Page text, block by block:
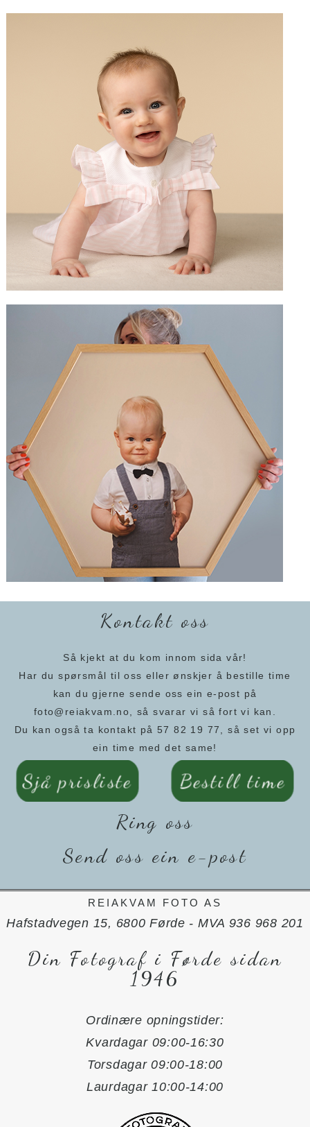
Kontakt oss
Så kjekt at du kom innom sida vår!
Har du spørsmål til oss eller ønskjer å bestille time
kan du gjerne sende oss ein e-post på
foto@reiakvam.no, så svarar vi så fort vi kan.
Du kan også ta kontakt på 57 82 19 77, så set vi opp
ein time med det same!
Sjå prisliste Bestill time
Ring oss
Send oss ein e-post
REIAKVAM FOTO AS
Hafstadvegen 15, 6800 Førde - MVA 936 968 201
Din Fotograf i Førde sidan
1946
Ordinære opningstider:
Kvardagar 09:00-16:30
Torsdagar 09:00-18:00
Laurdagar 10:00-14:00